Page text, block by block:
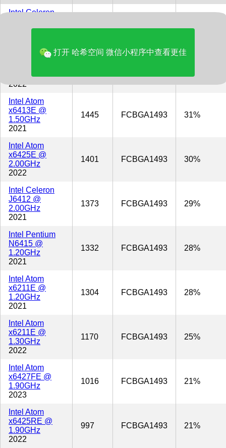
Intel Celeron
1.20GHz
Intel Pentium
2.00GHz
2022
Intel Atom
x6413E @
1.50GHz
2021
1445 FCBGA1493 31%
Intel Atom
x6425E @
2.00GHz
2022
1401 FCBGA1493 30%
Intel Celeron
J6412 @
2.00GHz
2021
1373 FCBGA1493 29%
Intel Pentium
N6415 @
1.20GHz
2021
1332 FCBGA1493 28%
Intel Atom
x6211E @
1.20GHz
2021
1304 FCBGA1493 28%
Intel Atom
x6211E @
1.30GHz
2022
1170 FCBGA1493 25%
Intel Atom
x6427FE @
1.90GHz
2023
1016 FCBGA1493 21%
Intel Atom
x6425RE @
1.90GHz
2022
997 FCBGA1493 21%
打开 哈希空间 微信小程序中查看更佳